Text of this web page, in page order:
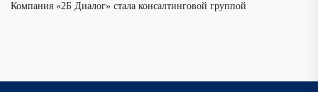
Компания «2Б Диалог» стала консалтинговой группой